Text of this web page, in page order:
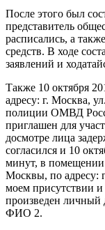
После этого был
представитель
расписались, а
средств. В ходе
заявлений и
Также 10 октября
адресу: г. Москва,
полиции ОМВД
приглашен для
досмотре лица
согласился и 10
минут, в
Москвы, по адресу:
моем присутствии
произведен личный
ФИО 2.